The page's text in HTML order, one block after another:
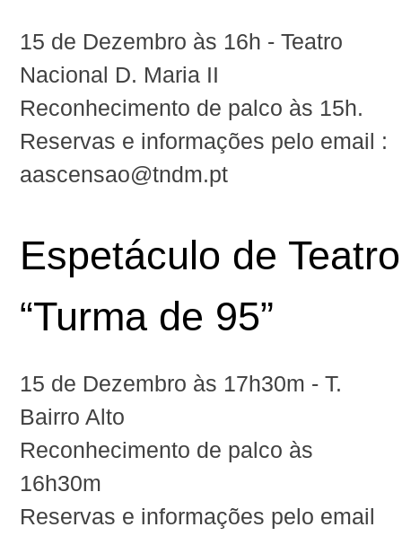
15 de‬ ‪Dezembro às 16h - Teatro
Nacional D. Maria II
Reconhecimento de palco ‪às 15h‬.
Reservas e informações pelo email :
aascensao@tndm.pt
Espetáculo de Teatro
“Turma de 95”‪
15 de Dezembro às 17h30m‬ - T.
Bairro Alto
Reconhecimento de palco às
16h30m
Reservas e informações pelo email